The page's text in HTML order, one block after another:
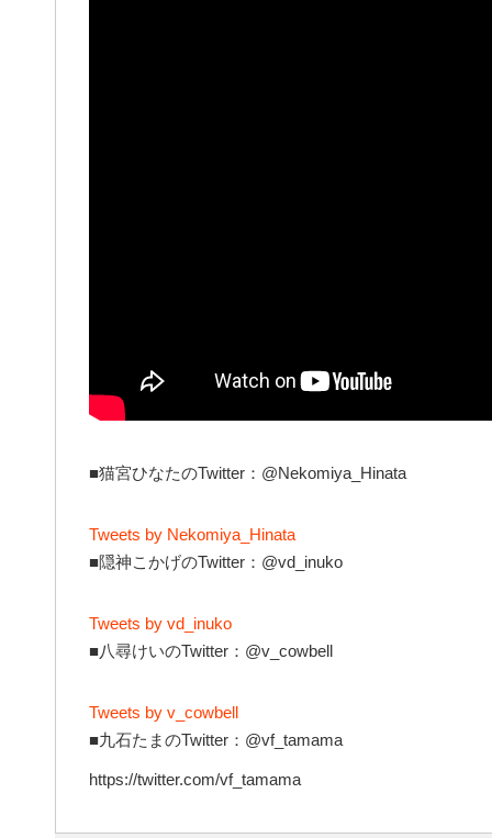
■猫宮ひなたのTwitter：@Nekomiya_Hinata
Tweets by Nekomiya_Hinata
■隠神こかげのTwitter：@vd_inuko
Tweets by vd_inuko
■八尋けいのTwitter：@v_cowbell
Tweets by v_cowbell
■九石たまのTwitter：@vf_tamama
https://twitter.com/vf_tamama